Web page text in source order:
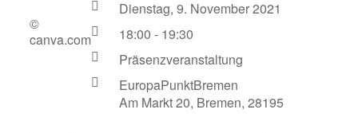
©
canva.com
Dienstag, 9. November 2021
18:00 - 19:30
Präsenzveranstaltung
EuropaPunktBremen
Am Markt 20, Bremen, 28195